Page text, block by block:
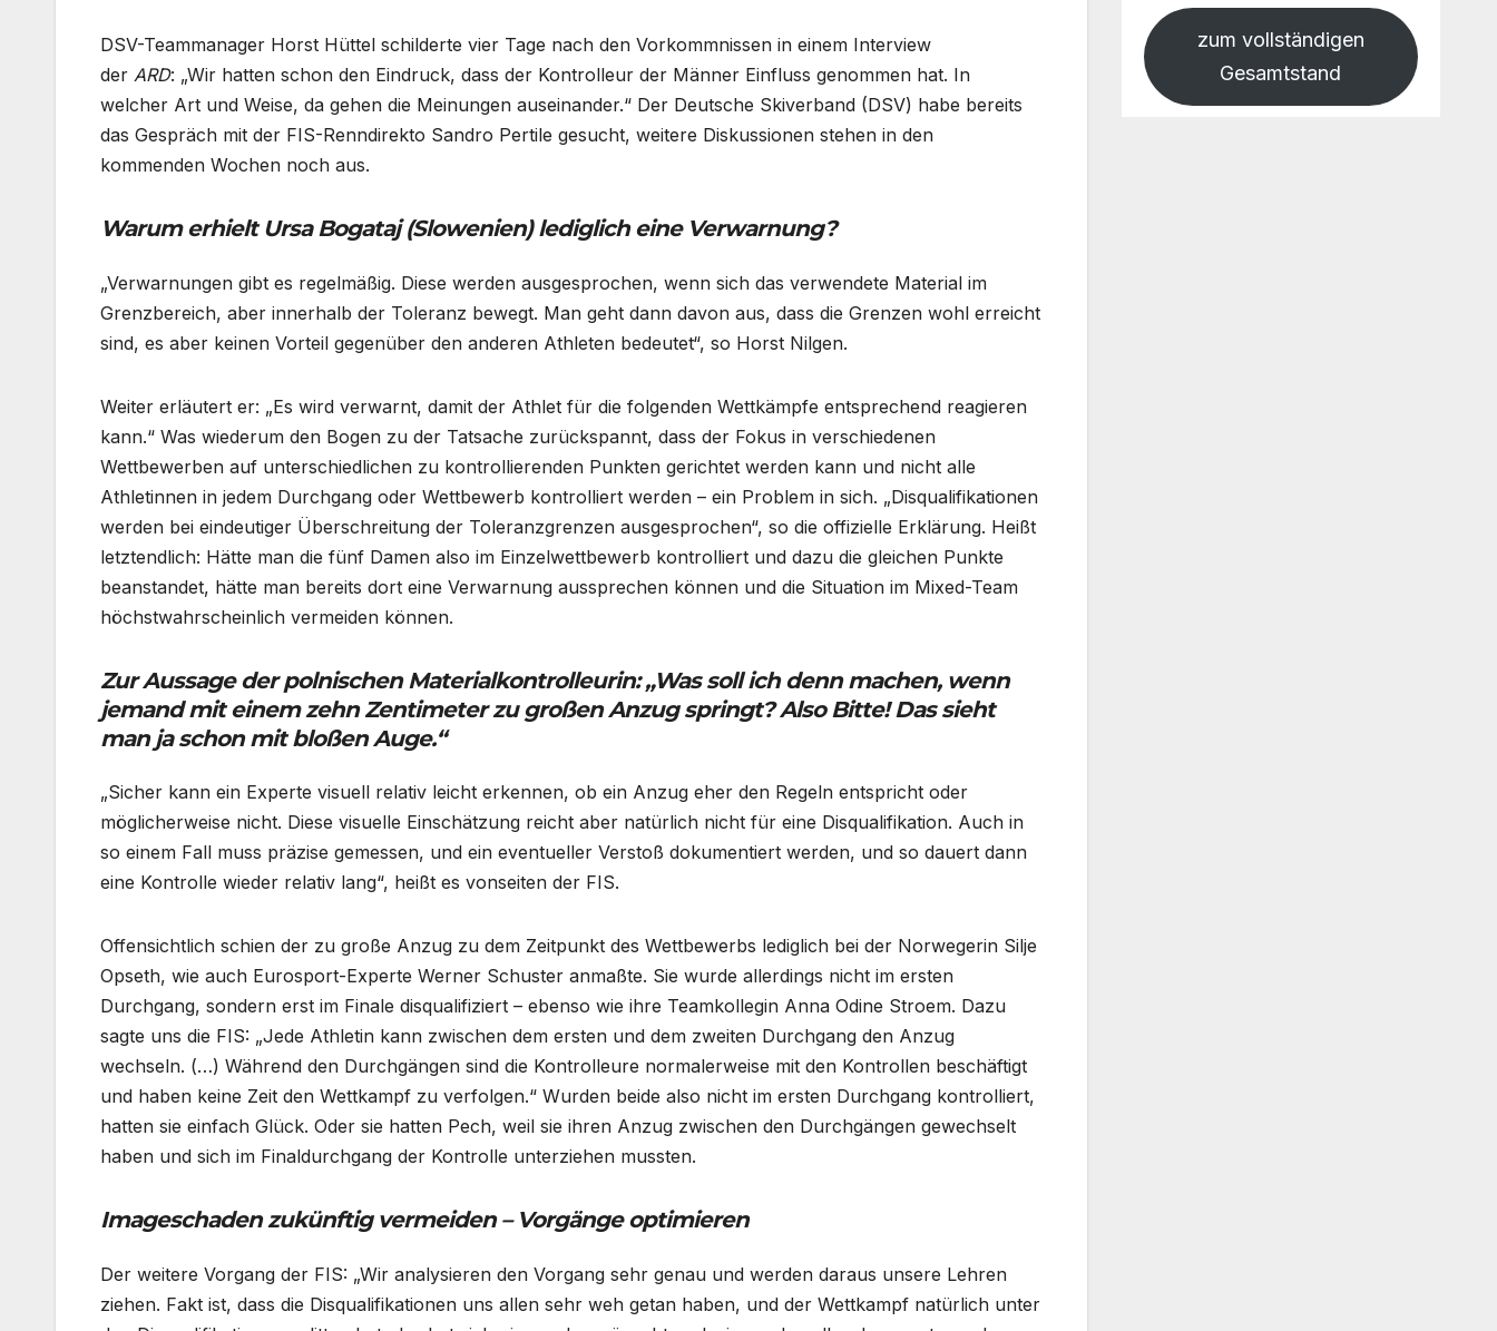
DSV-Teammanager Horst Hüttel schilderte vier Tage nach den Vorkommnissen in einem Interview
der ARD: „Wir hatten schon den Eindruck, dass der Kontrolleur der Männer Einfluss genommen hat. In
welcher Art und Weise, da gehen die Meinungen auseinander.“ Der Deutsche Skiverband (DSV) habe bereits
das Gespräch mit der FIS-Renndirekto Sandro Pertile gesucht, weitere Diskussionen stehen in den
kommenden Wochen noch aus.
Warum erhielt Ursa Bogataj (Slowenien) lediglich eine Verwarnung?
„Verwarnungen gibt es regelmäßig. Diese werden ausgesprochen, wenn sich das verwendete Material im
Grenzbereich, aber innerhalb der Toleranz bewegt. Man geht dann davon aus, dass die Grenzen wohl erreicht
sind, es aber keinen Vorteil gegenüber den anderen Athleten bedeutet“, so Horst Nilgen.
Weiter erläutert er: „Es wird verwarnt, damit der Athlet für die folgenden Wettkämpfe entsprechend reagieren
kann.“ Was wiederum den Bogen zu der Tatsache zurückspannt, dass der Fokus in verschiedenen
Wettbewerben auf unterschiedlichen zu kontrollierenden Punkten gerichtet werden kann und nicht alle
Athletinnen in jedem Durchgang oder Wettbewerb kontrolliert werden – ein Problem in sich. „Disqualifikationen
werden bei eindeutiger Überschreitung der Toleranzgrenzen ausgesprochen“, so die offizielle Erklärung. Heißt
letztendlich: Hätte man die fünf Damen also im Einzelwettbewerb kontrolliert und dazu die gleichen Punkte
beanstandet, hätte man bereits dort eine Verwarnung aussprechen können und die Situation im Mixed-Team
höchstwahrscheinlich vermeiden können.
Zur Aussage der polnischen Materialkontrolleurin: „Was soll ich denn machen, wenn
jemand mit einem zehn Zentimeter zu großen Anzug springt? Also Bitte! Das sieht
man ja schon mit bloßen Auge.“
„Sicher kann ein Experte visuell relativ leicht erkennen, ob ein Anzug eher den Regeln entspricht oder
möglicherweise nicht. Diese visuelle Einschätzung reicht aber natürlich nicht für eine Disqualifikation. Auch in
so einem Fall muss präzise gemessen, und ein eventueller Verstoß dokumentiert werden, und so dauert dann
eine Kontrolle wieder relativ lang“, heißt es vonseiten der FIS.
Offensichtlich schien der zu große Anzug zu dem Zeitpunkt des Wettbewerbs lediglich bei der Norwegerin Silje
Opseth, wie auch Eurosport-Experte Werner Schuster anmaßte. Sie wurde allerdings nicht im ersten
Durchgang, sondern erst im Finale disqualifiziert – ebenso wie ihre Teamkollegin Anna Odine Stroem. Dazu
sagte uns die FIS: „Jede Athletin kann zwischen dem ersten und dem zweiten Durchgang den Anzug
wechseln. (…) Während den Durchgängen sind die Kontrolleure normalerweise mit den Kontrollen beschäftigt
und haben keine Zeit den Wettkampf zu verfolgen.“ Wurden beide also nicht im ersten Durchgang kontrolliert,
hatten sie einfach Glück. Oder sie hatten Pech, weil sie ihren Anzug zwischen den Durchgängen gewechselt
haben und sich im Finaldurchgang der Kontrolle unterziehen mussten.
Imageschaden zukünftig vermeiden – Vorgänge optimieren
Der weitere Vorgang der FIS: „Wir analysieren den Vorgang sehr genau und werden daraus unsere Lehren
ziehen. Fakt ist, dass die Disqualifikationen uns allen sehr weh getan haben, und der Wettkampf natürlich unter
zum vollständigen
Gesamtstand